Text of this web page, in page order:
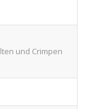
und Crimpen